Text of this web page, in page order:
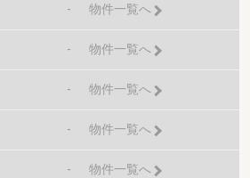
- 物件一覧へ
- 物件一覧へ
- 物件一覧へ
- 物件一覧へ
- 物件一覧へ